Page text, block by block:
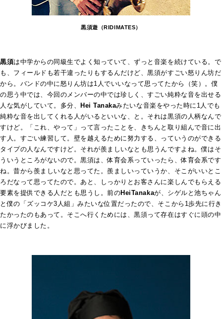
黒須遊（RIDIMATES）
黒須は中学からの同級生でよく知っていて、ずっと音楽を続けている。で
も、フィールドも若干違ったりもするんだけど、黒須がすごい怒りん坊だ
から。バンドの中に怒りん坊は1人でいいなって思ってたから（笑）。僕
の思う中では、今回のメンバーの中では珍しく、すごい純粋な音を出せる
人な気がしていて。多分、
Hei Tanakaみたいな音楽をやった時に1人でも
純粋な音を出してくれる人がいるといいな、と。 それは黒須の人柄なんで
すけど。「これ、やって」って言ったことを、きちんと取り組んで音に出
す人。すごい練習して。壁を越えるために努力する、っていうのができる
タイプの人なんですけど。それが羨ましいなとも思うんですよね。僕はそ
ういうところがないので。黒須は、体育会系っていったら、体育会系です
ね。昔から羨ましいなと思ってた。羨ましいっていうか、そこがいいとこ
ろだなって思ってたので。あと、
しっかりとお客さんに楽しんでもらえる
要素を提供できる人だとも思うし。前のHeiTanakaが、シゲルと池ちゃん
と僕の「ズッコケ3人組」みたいな位置だったので、そこから1歩先に行き
たかったのもあって。そこへ行くためには、黒須って存在はすぐに頭の中
に浮かびました。